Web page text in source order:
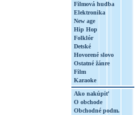
Filmová hudba
Elektronika
New age
Hip Hop
Folklór
Detské
Hovorené slovo
Ostatné žánre
Film
Karaoke
Ako nakúpiť
O obchode
Obchodné podm.